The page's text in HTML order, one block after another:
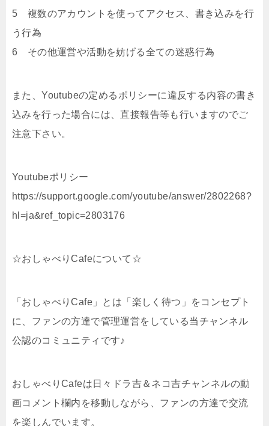
5 複数のアカウントを使ってアクセス、書き込みを行
う行為
6 その他運営や活動を妨げる全ての迷惑行為
また、Youtubeの定めるポリシーに違反する内容の書き
込みを行った場合には、直接報告等も行いますのでご
注意下さい。
Youtubeポリシー
https://support.google.com/youtube/answer/2802268?
hl=ja&ref_topic=2803176
☆おしゃべりCafeについて☆
「おしゃべりCafe」とは「楽しく待つ」をコンセプト
に、ファンの方達で管理運営をしている当チャンネル
公認のコミュニティです♪
おしゃべりCafeは日々ドラ吉＆ネコ吉チャンネルの動
画コメント欄内を移動しながら、ファンの方達で交流
を楽しんでいます。